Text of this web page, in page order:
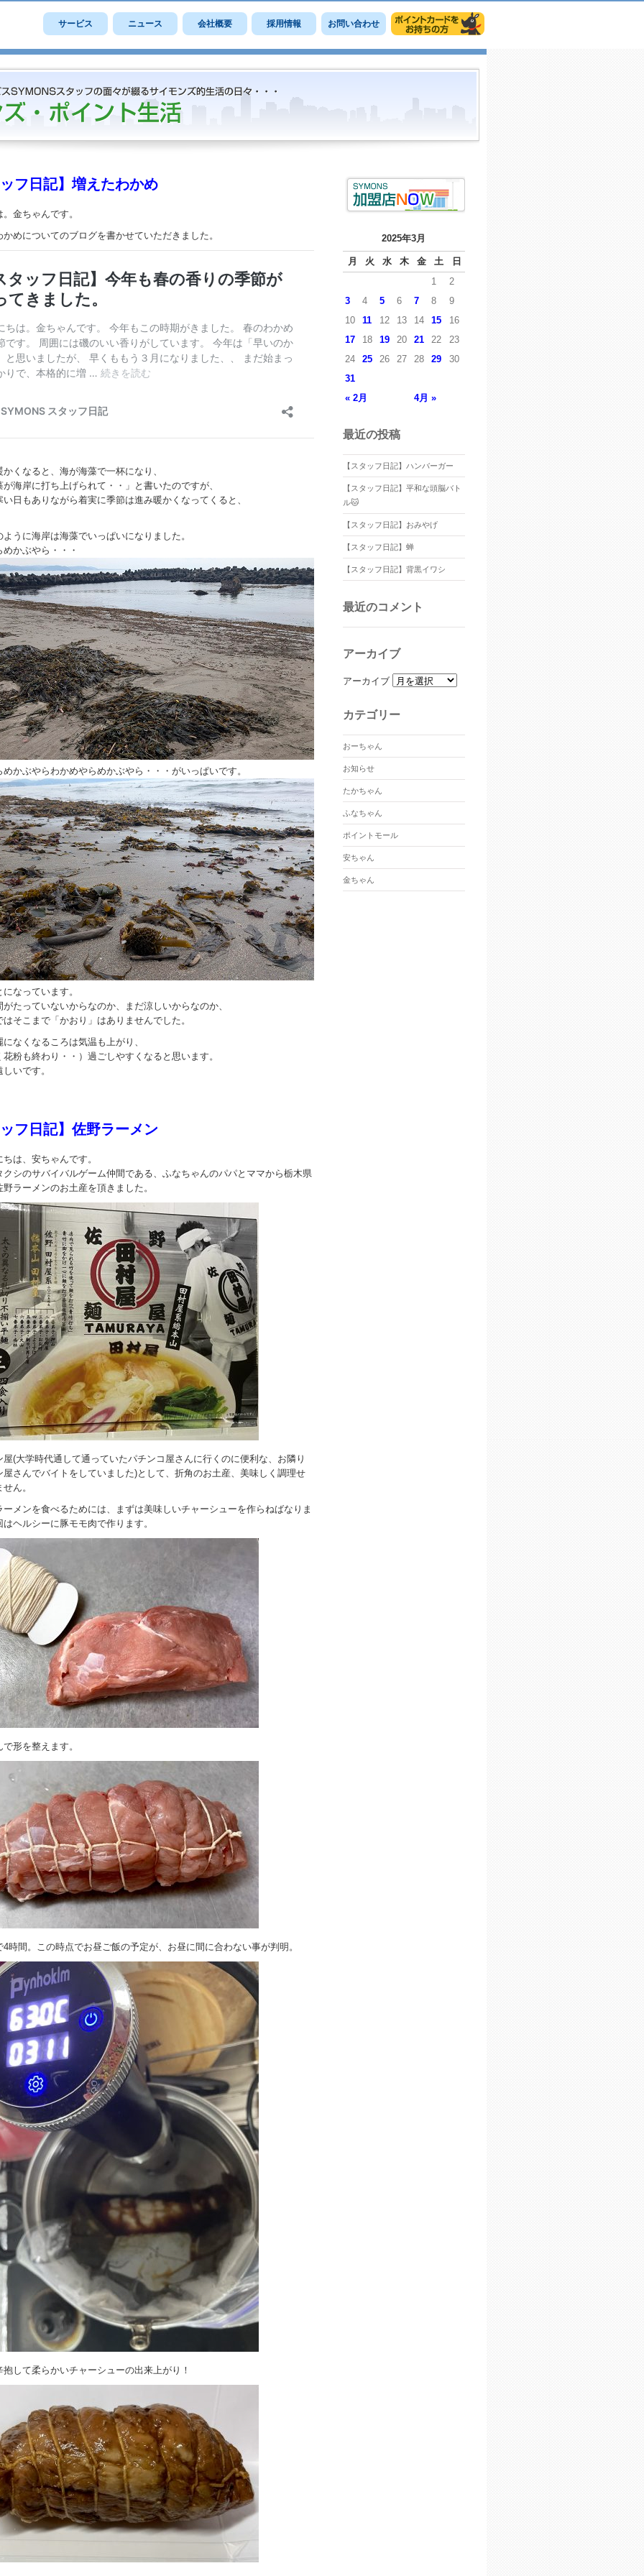
サービス ニュース 会社概要 採用情報 お問い合わせ
フ日記】増えたわかめ
金ちゃんです。
めについてのブログを書かせていただきました。
くなると、海が海藻で一杯になり、
海岸に打ち上げられて・・」と書いたのですが、
日もありながら着実に季節は進み暖かくなってくると、
うに海岸は海藻でいっぱいになりました。
かぶやら・・・
かぶやらわかめやらめかぶやら・・・がいっぱいです。
なっています。
たっていないからなのか、まだ涼しいからなのか、
そこまで「かおり」はありませんでした。
なくなるころは気温も上がり、
粉も終わり・・）過ごしやすくなると思います。
いです。
フ日記】佐野ラーメン
は、安ちゃんです。
クシのサバイバルゲーム仲間である、ふなちゃんのパパとママから栃木県
ラーメンのお土産を頂きました。
屋(大学時代通して通っていたパチンコ屋さんに行くのに便利な、お隣り
屋さんでバイトをしていました)として、折角のお土産、美味しく調理せ
ん。
ーメンを食べるためには、まずは美味しいチャーシューを作らねばなりま
ヘルシーに豚モモ肉で作ります。
形を整えます。
時間。この時点でお昼ご飯の予定が、お昼に間に合わない事が判明。
して柔らかいチャーシューの出来上がり！
2025年3月
月 火 水 木 金 土 日
« 2月 4月 »
1
2
3
4 5 6 7 8
9
10
11 12 13 14 15
16
17
18 19 20 21 22
23
24
25 26 27 28 29
30
31
最近の投稿
【スタッフ日記】ハンバーガー
【スタッフ日記】平和な頭脳バト
ル🐱
【スタッフ日記】おみやげ
【スタッフ日記】蝉
【スタッフ日記】背黒イワシ
最近のコメント
アーカイブ
アーカイブ
カテゴリー
おーちゃん
お知らせ
たかちゃん
ふなちゃん
ポイントモール
安ちゃん
金ちゃん